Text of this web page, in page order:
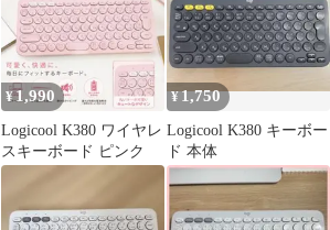
¥1,990
Logicool K380 ワイヤレ
スキーボード ピンク
¥1,750
Logicool K380 キーボー
ド 本体